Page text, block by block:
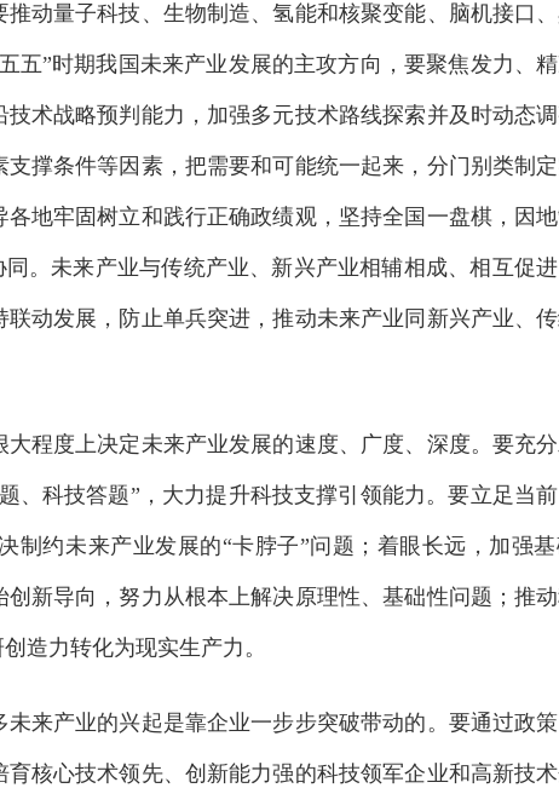
动量子科技、生物制造、氢能和核聚变能、脑机接口、
五”时期我国未来产业发展的主攻方向，要聚焦发力、
术战略预判能力，加强多元技术路线探索并及时动态
撑条件等因素，把需要和可能统一起来，分门别类制定
地牢固树立和践行正确政绩观，坚持全国一盘棋，因
。未来产业与传统产业、新兴产业相辅相成、相互促
动发展，防止单兵突进，推动未来产业同新兴产业、
大程度上决定未来产业发展的速度、广度、深度。要充
、科技答题”，大力提升科技支撑引领能力。要立足当
制约未来产业发展的“卡脖子”问题；着眼长远，加强
新导向，努力从根本上解决原理性、基础性问题；推
造力转化为现实生产力。
来产业的兴起是靠企业一步步突破带动的。要通过政
核心技术领先、创新能力强的科技领军企业和高新技